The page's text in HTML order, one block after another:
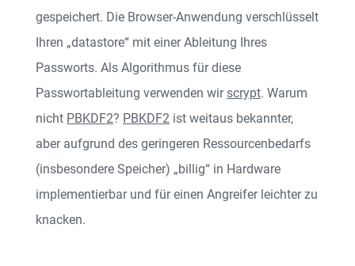
gespeichert. Die Browser-Anwendung verschlüsselt
Ihren „datastore“ mit einer Ableitung Ihres
Passworts. Als Algorithmus für diese
Passwortableitung verwenden wirscrypt. Warum
nicht PBKDF2? PBKDF2 ist weitaus bekannter,
aber aufgrund des geringeren Ressourcenbedarfs
(insbesondere Speicher) „billig“ in Hardware
implementierbar und für einen Angreifer leichter zu
knacken.